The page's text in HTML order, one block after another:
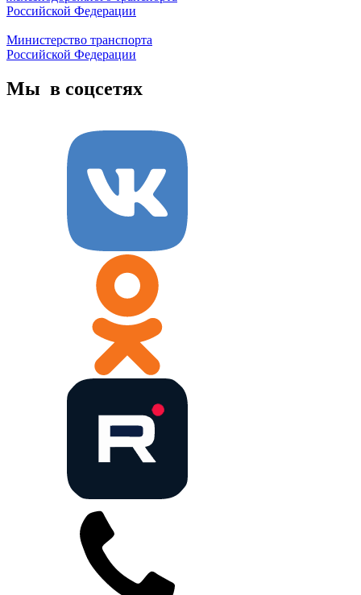
Российской Федерации
Министерство транспорта
Российской Федерации
Мы в соцсетях